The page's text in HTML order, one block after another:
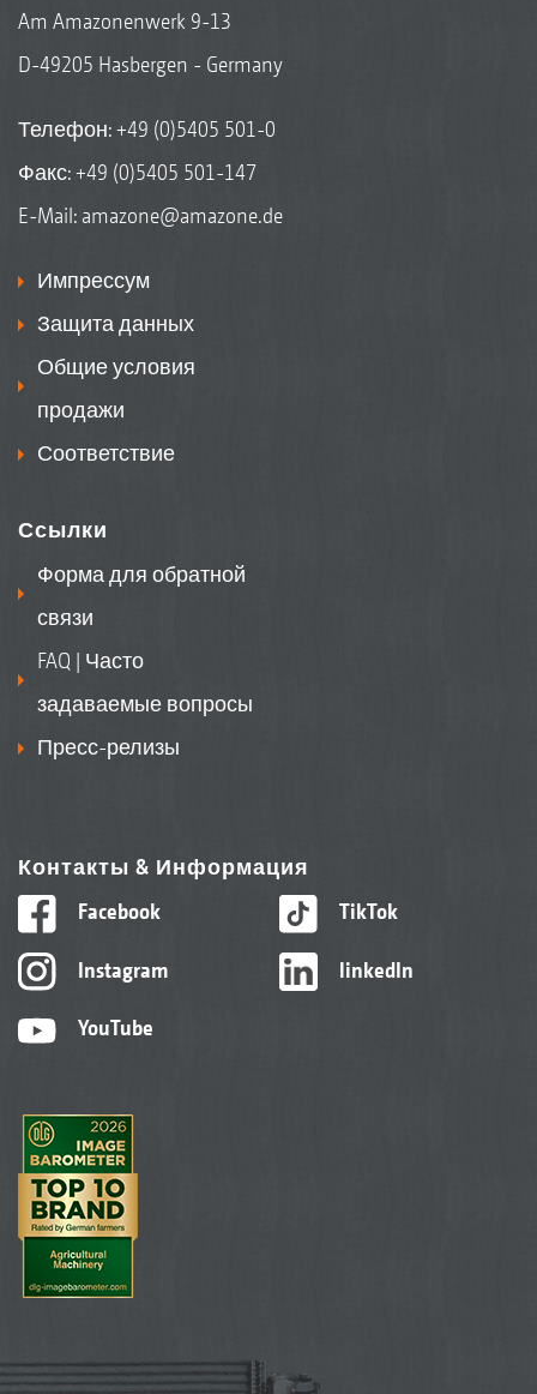
Am Amazonenwerk 9-13
D-49205 Hasbergen - Germany
Телефон:+49 (0)5405 501-0
Факс: +49 (0)5405 501-147
E-Mail: amazone@amazone.de
Импрессум
Защита данных
Общие условия
продажи
Соответствие
Ссылки
Форма для обратной
связи
FAQ | Часто
задаваемые вопросы
Пресс-релизы
Контакты & Информация
Facebook
Instagram
YouTube
TikTok
linkedIn